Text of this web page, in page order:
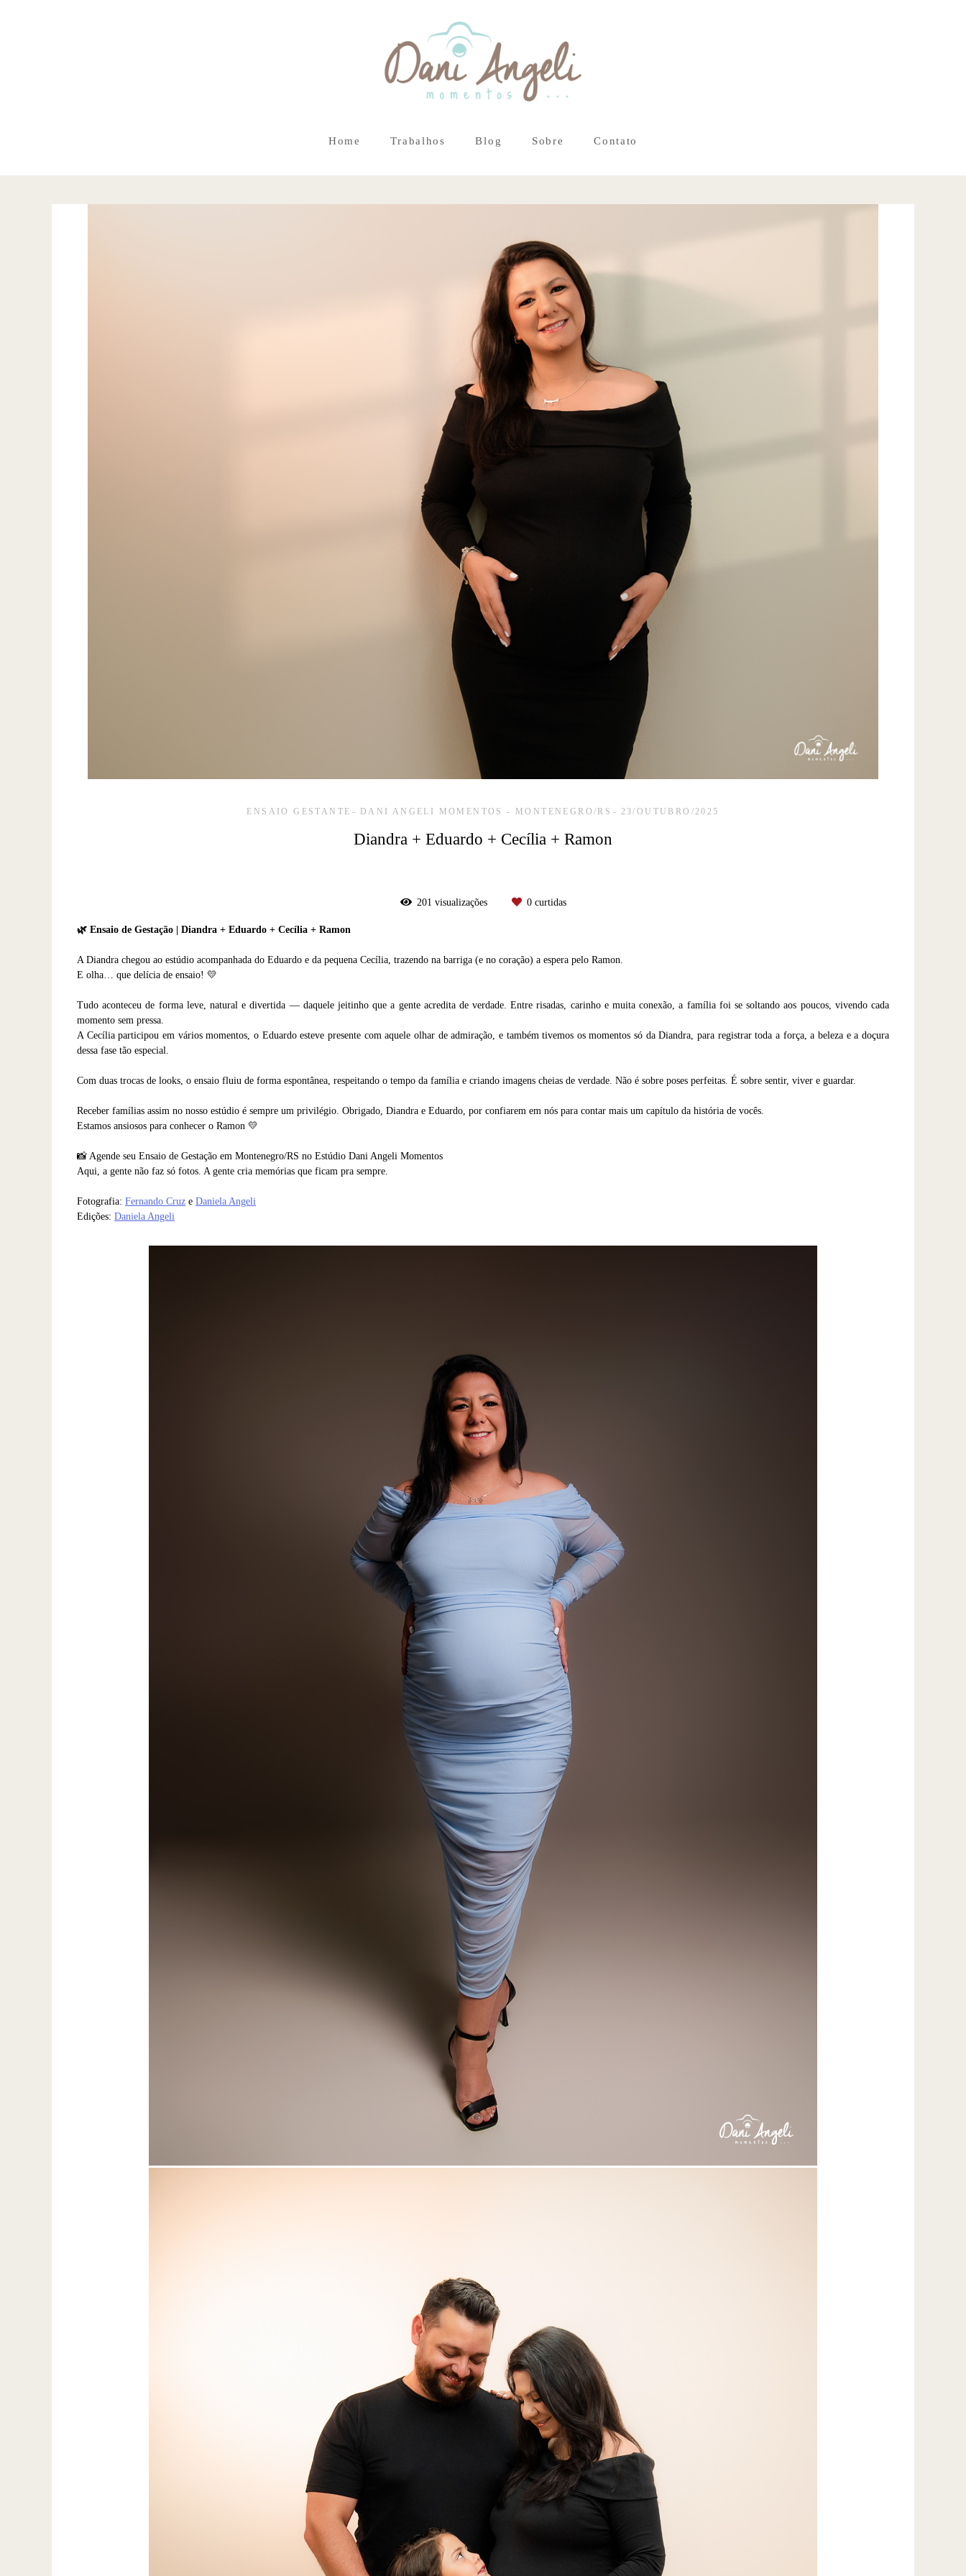
Home Trabalhos Blog Sobre Contato
ENSAIO GESTANTE DANI ANGELI MOMENTOS - MONTENEGRO/RS 23/OUTUBRO/2025
Diandra + Eduardo + Cecília + Ramon
201 visualizações 0curtidas
🌿 Ensaio de Gestação | Diandra + Eduardo + Cecília + Ramon
A Diandra chegou ao estúdio acompanhada do Eduardo e da pequena Cecília, trazendo na barriga (e no coração) a espera pelo Ramon.
E olha… que delícia de ensaio! 💛
Tudo aconteceu de forma leve, natural e divertida — daquele jeitinho que a gente acredita de verdade. Entre risadas, carinho e muita conexão, a família foi se soltando aos poucos, vivendo cada
momento sem pressa.
A Cecília participou em vários momentos, o Eduardo esteve presente com aquele olhar de admiração, e também tivemos os momentos só da Diandra, para registrar toda a força, a beleza e a doçura
dessa fase tão especial.
Com duas trocas de looks, o ensaio fluiu de forma espontânea, respeitando o tempo da família e criando imagens cheias de verdade. Não é sobre poses perfeitas. É sobre sentir, viver e guardar.
Receber famílias assim no nosso estúdio é sempre um privilégio. Obrigado, Diandra e Eduardo, por confiarem em nós para contar mais um capítulo da história de vocês.
Estamos ansiosos para conhecer o Ramon 💛
📸 Agende seu Ensaio de Gestação em Montenegro/RS no Estúdio Dani Angeli Momentos
Aqui, a gente não faz só fotos. A gente cria memórias que ficam pra sempre.
Fotografia: Fernando Cruz e Daniela Angeli
Edições: Daniela Angeli